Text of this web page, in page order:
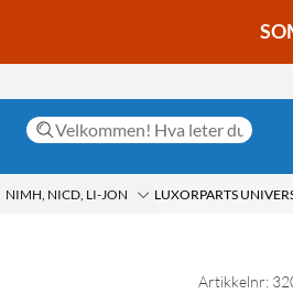
NIMH, NICD, LI-JON
Artikkelnr: